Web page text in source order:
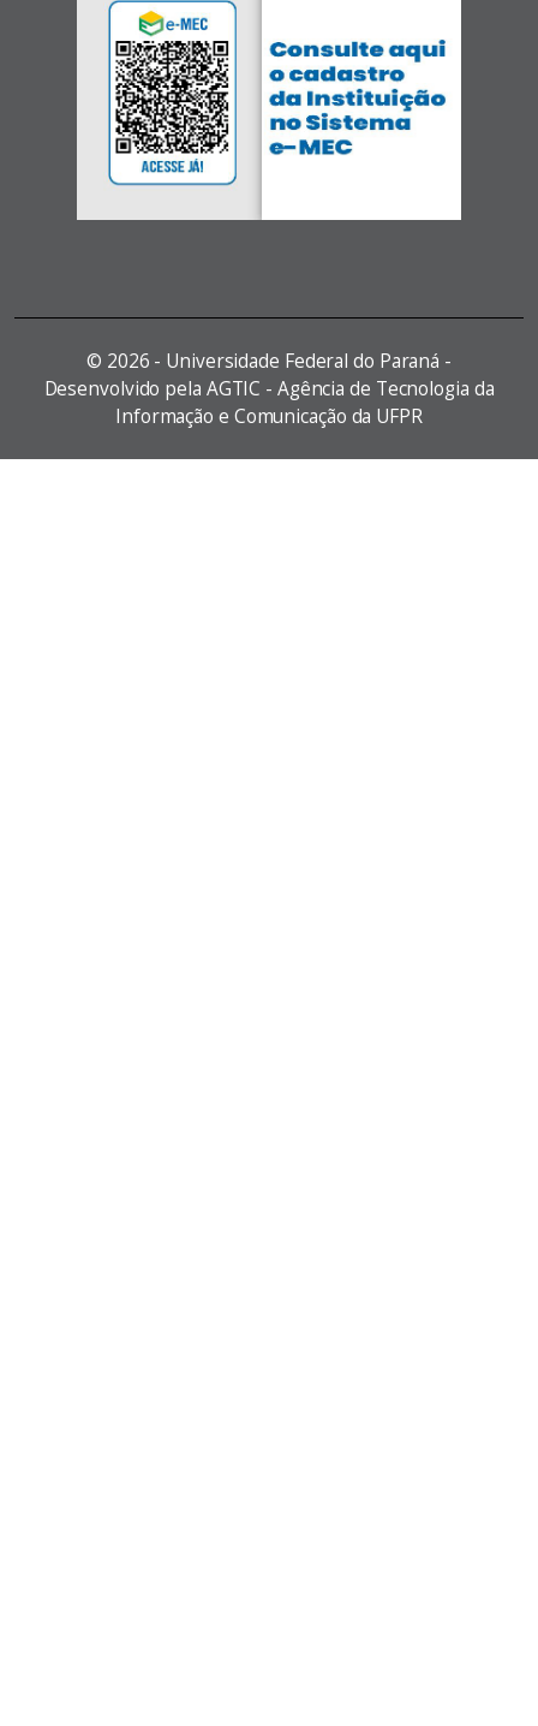
© 2026 - Universidade Federal do Paraná -
Desenvolvido pela AGTIC - Agência de Tecnologia da
Informação e Comunicação da UFPR